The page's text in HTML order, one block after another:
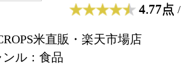
4.77点 /
米直販・楽天市場店
ル：食品